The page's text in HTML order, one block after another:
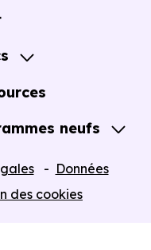
neuf en VEFA
neufs
Données
des cookies